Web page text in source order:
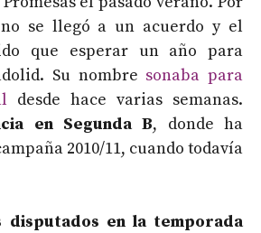
se llegó a un acuerdo y el
que esperar un año para
Su nombre sonaba para
desde hace varias semanas.
en Segunda B, donde ha
2010/11, cuando todavía
disputados en la temporada